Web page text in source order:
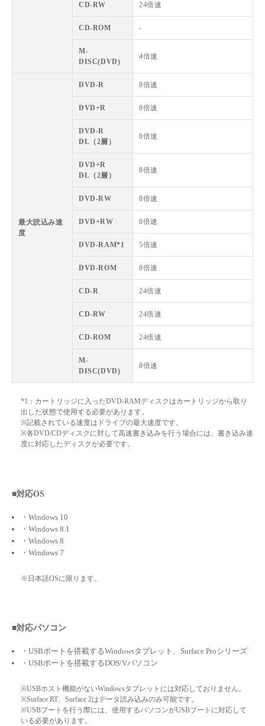
CD-RW 24倍速
CD-ROM -
M-
DISC(DVD)
4倍速
最大読込み速
度
DVD-R 8倍速
DVD+R 8倍速
DVD-R
DL（2層）
8倍速
DVD+R
DL（2層）
8倍速
DVD-RW 8倍速
DVD+RW 8倍速
DVD-RAM*1 5倍速
DVD-ROM 8倍速
CD-R 24倍速
CD-RW 24倍速
CD-ROM 24倍速
M-
DISC(DVD)
8倍速
*1：カートリッジに入ったDVD-RAMディスクはカートリッジから取り
出した状態で使用する必要があります。
※記載されている速度はドライブの最大速度です。
※各DVD/CDディスクに対して高速書き込みを行う場合には、書き込み速
度に対応したディスクが必要です。
■対応OS
・Windows 10
・Windows 8.1
・Windows 8
・Windows 7
※日本語OSに限ります。
■対応パソコン
・USBポートを搭載するWindowsタブレット、Surface Proシリーズ
・USBポートを搭載するDOS/Vパソコン
※USBホスト機能がないWindowsタブレットには対応しておりません。
※Surface RT、Surface 2はデータ読み込みのみ可能です。
※USBブートを行う際には、使用するパソコンがUSBブートに対応して
いる必要があります。